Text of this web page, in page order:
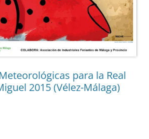
para la Real
2015 (Vélez-Málaga)